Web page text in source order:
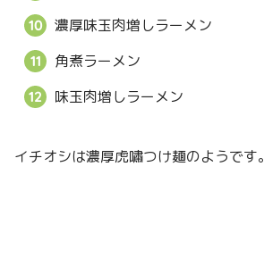
濃厚味玉肉増しラーメン
角煮ラーメン
味玉肉増しラーメン
イチオシは濃厚虎嘯つけ麺のようです。